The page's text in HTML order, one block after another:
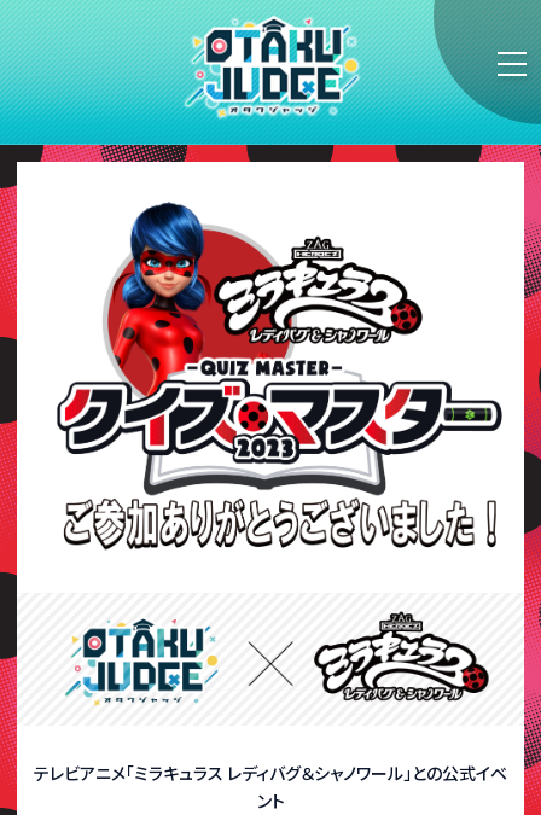
ja
|
en
Home
お問い合わせ
プライバシーポリシー
テレビアニメ「ミラキュラス レディバグ＆シャノワール」との公式イベ
ント